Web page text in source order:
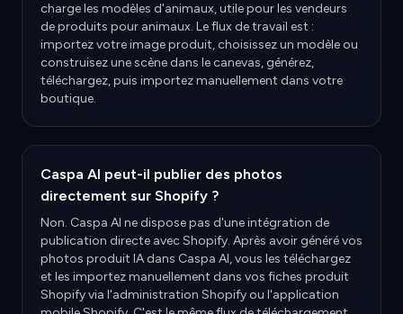
charge les modèles d'animaux, utile pour les vendeurs
de produits pour animaux. Le flux de travail est :
importez votre image produit, choisissez un modèle ou
construisez une scène dans le canevas, générez,
téléchargez, puis importez manuellement dans votre
boutique.
Caspa AI peut-il publier des photos
directement sur Shopify ?
Non. Caspa AI ne dispose pas d'une intégration de
publication directe avec Shopify. Après avoir généré vos
photos produit IA dans Caspa AI, vous les téléchargez
et les importez manuellement dans vos fiches produit
Shopify via l'administration Shopify ou l'application